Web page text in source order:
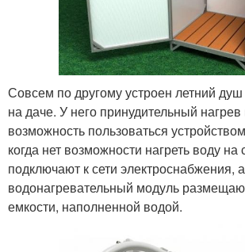
Совсем по другому устроен летний
на даче. У него принудительный
возможность пользоваться
когда нет возможности нагреть воду
подключают к сети электроснабжения, а
водонагревательный модуль
емкости, наполненной водой.